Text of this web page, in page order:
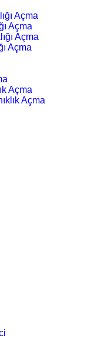
Açma
Açma
Açma
Açma
Açma
Açma